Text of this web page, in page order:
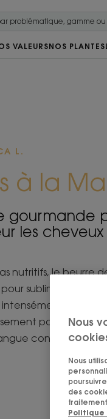
VALEURSNOS PLANTES
L.
à la
gourmande
les cheveux
nutritifs, le beurre
sublimer les
vos
parfumés.
conçus pour
Nous
Nous
des